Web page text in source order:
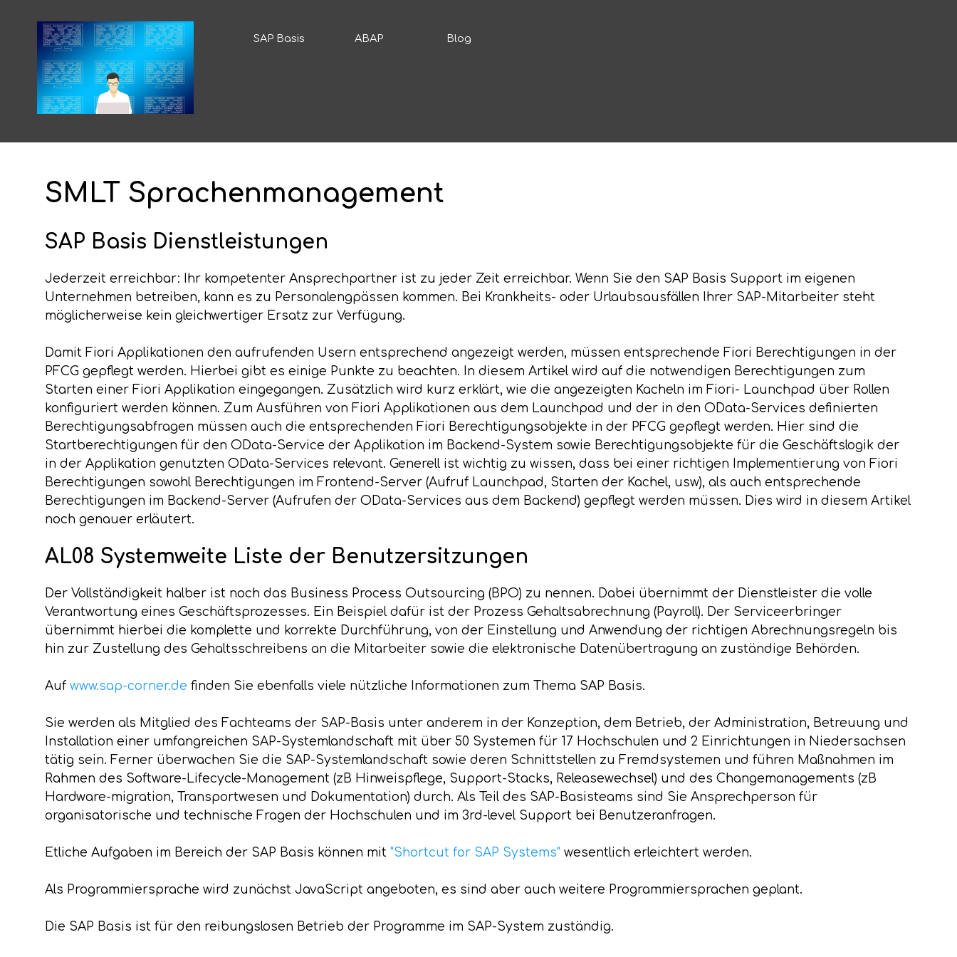
SAP Basis ABAP Blog
SMLT Sprachenmanagement
SAP Basis Dienstleistungen
Jederzeit erreichbar: Ihr kompetenter Ansprechpartner ist zu jeder Zeit erreichbar. Wenn Sie den SAP Basis Support im eigenen
Unternehmen betreiben, kann es zu Personalengpässen kommen. Bei Krankheits- oder Urlaubsausfällen Ihrer SAP-Mitarbeiter steht
möglicherweise kein gleichwertiger Ersatz zur Verfügung.
Damit Fiori Applikationen den aufrufenden Usern entsprechend angezeigt werden, müssen entsprechende Fiori Berechtigungen in der
PFCG gepflegt werden. Hierbei gibt es einige Punkte zu beachten. In diesem Artikel wird auf die notwendigen Berechtigungen zum
Starten einer Fiori Applikation eingegangen. Zusätzlich wird kurz erklärt, wie die angezeigten Kacheln im Fiori- Launchpad über Rollen
konfiguriert werden können. Zum Ausführen von Fiori Applikationen aus dem Launchpad und der in den OData-Services definierten
Berechtigungsabfragen müssen auch die entsprechenden Fiori Berechtigungsobjekte in der PFCG gepflegt werden. Hier sind die
Startberechtigungen für den OData-Service der Applikation im Backend-System sowie Berechtigungsobjekte für die Geschäftslogik der
in der Applikation genutzten OData-Services relevant. Generell ist wichtig zu wissen, dass bei einer richtigen Implementierung von Fiori
Berechtigungen sowohl Berechtigungen im Frontend-Server (Aufruf Launchpad, Starten der Kachel, usw), als auch entsprechende
Berechtigungen im Backend-Server (Aufrufen der OData-Services aus dem Backend) gepflegt werden müssen. Dies wird in diesem Artikel
noch genauer erläutert.
AL08 Systemweite Liste der Benutzersitzungen
Der Vollständigkeit halber ist noch das Business Process Outsourcing (BPO) zu nennen. Dabei übernimmt der Dienstleister die volle
Verantwortung eines Geschäftsprozesses. Ein Beispiel dafür ist der Prozess Gehaltsabrechnung (Payroll). Der Serviceerbringer
übernimmt hierbei die komplette und korrekte Durchführung, von der Einstellung und Anwendung der richtigen Abrechnungsregeln bis
hin zur Zustellung des Gehaltsschreibens an die Mitarbeiter sowie die elektronische Datenübertragung an zuständige Behörden.
Auf www.sap-corner.de finden Sie ebenfalls viele nützliche Informationen zum Thema SAP Basis.
Sie werden als Mitglied des Fachteams der SAP-Basis unter anderem in der Konzeption, dem Betrieb, der Administration, Betreuung und
Installation einer umfangreichen SAP-Systemlandschaft mit über 50 Systemen für 17 Hochschulen und 2 Einrichtungen in Niedersachsen
tätig sein. Ferner überwachen Sie die SAP-Systemlandschaft sowie deren Schnittstellen zu Fremdsystemen und führen Maßnahmen im
Rahmen des Software-Lifecycle-Management (zB Hinweispflege, Support-Stacks, Releasewechsel) und des Changemanagements (zB
Hardware-migration, Transportwesen und Dokumentation) durch. Als Teil des SAP-Basisteams sind Sie Ansprechperson für
organisatorische und technische Fragen der Hochschulen und im 3rd-level Support bei Benutzeranfragen.
Etliche Aufgaben im Bereich der SAP Basis können mit "Shortcut for SAP Systems" wesentlich erleichtert werden.
Als Programmiersprache wird zunächst JavaScript angeboten, es sind aber auch weitere Programmiersprachen geplant.
Die SAP Basis ist für den reibungslosen Betrieb der Programme im SAP-System zuständig.